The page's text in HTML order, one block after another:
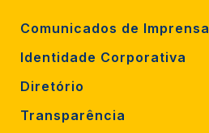
Comunicados de Imprensa
Identidade Corporativa
Diretório
Transparência